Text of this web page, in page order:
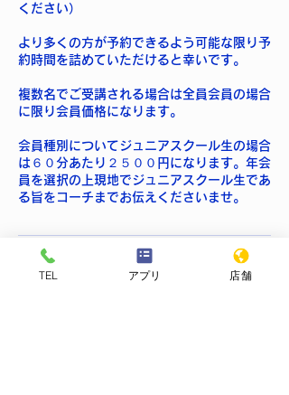
ください）
より多くの方が予約できるよう可能な限り予
約時間を詰めていただけると幸いです。
複数名でご受講される場合は全員会員の場合
に限り会員価格になります。
会員種別についてジュニアスクール生の場合
は６０分あたり２５００円になります。年会
員を選択の上現地でジュニアスクール生であ
る旨をコーチまでお伝えくださいませ。
連絡先
TEL アプリ 店舗